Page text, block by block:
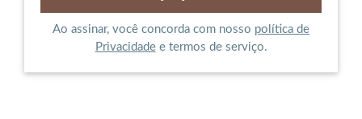
Ao assinar, você concorda com nosso política de
Privacidadee termos de serviço.